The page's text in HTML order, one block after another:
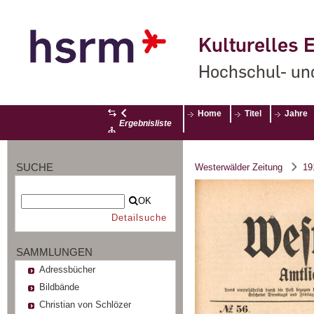
Kulturelles
Hochschul-
Ergebnisliste
Home Titel Jahre
SUCHE
OK
Detailsuche
SAMMLUNGEN
Adressbücher
Bildbände
Christian von Schlözer
Westerwälder Zeitung